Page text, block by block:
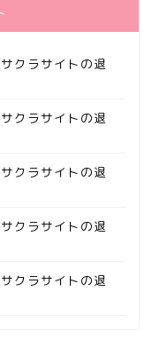
クラサイトの退
クラサイトの退
クラサイトの退
クラサイトの退
クラサイトの退